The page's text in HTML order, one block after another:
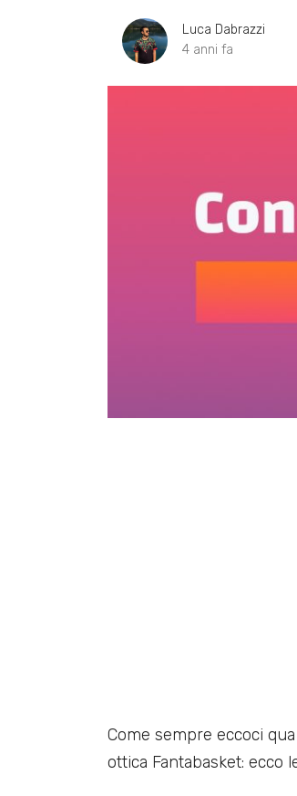
Luca Dabrazzi
4 anni fa
Come sempre eccoci
ottica Fantabasket: ecco